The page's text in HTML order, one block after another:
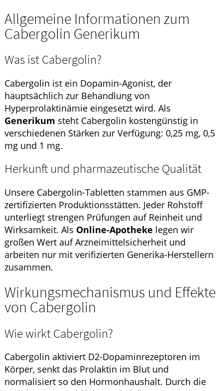
Allgemeine Informationen zum
Cabergolin Generikum
Was ist Cabergolin?
Cabergolin ist ein Dopamin-Agonist, der
hauptsächlich zur Behandlung von
Hyperprolaktinämie eingesetzt wird. Als
Generikum steht Cabergolin kostengünstig in
verschiedenen Stärken zur Verfügung: 0,25 mg, 0,5
mg und 1 mg.
Herkunft und pharmazeutische Qualität
Unsere Cabergolin-Tabletten stammen aus GMP-
zertifizierten Produktionsstätten. Jeder Rohstoff
unterliegt strengen Prüfungen auf Reinheit und
Wirksamkeit. Als Online-Apotheke legen wir
großen Wert auf Arzneimittelsicherheit und
arbeiten nur mit verifizierten Generika-Herstellern
zusammen.
Wirkungsmechanismus und Effekte
von Cabergolin
Wie wirkt Cabergolin?
Cabergolin aktiviert D2-Dopaminrezeptoren im
Körper, senkt das Prolaktin im Blut und
normalisiert so den Hormonhaushalt. Durch die